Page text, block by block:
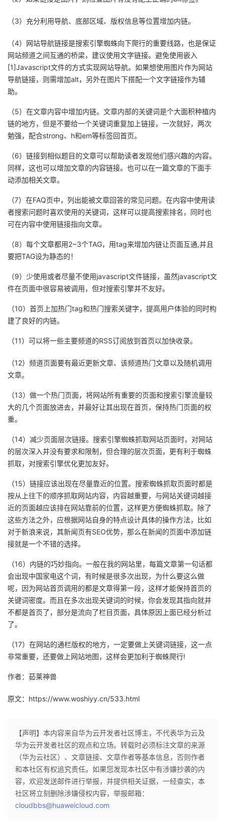
（3）充分利用导航、底部区域、版权信息等位置增加内链。
（4）网站导航链接是搜索引擎蜘蛛向下爬行的重要线路，也是保证
网站频道之间互通的桥梁，建议使用文字链接。避免使用嵌入
[1]Javascript文件的方式实现网站导航。如果想使用图片作为网站
导航链接，则需增加alt，另外在图片下搭配一个文字链接作为辅
助。
（5）在文章内容中增加内链。文章内部的关键词是个大面积种植内
链的地方，但是不要给一个关键词重复加上链接，一次就好，两次
勉强，配合strong、h和em等标签回首页。
（6）链接到相似题目的文章可以帮助读者发现他们感兴趣的内容。
同样，这也可以增加文章的内容链接。也可以在一篇文章的下面手
动添加相关文章。
（7）在FAQ页中，列出能被文章回答的常见问题。在内容中使用读
者搜索问题时喜欢使用的关键词，这样可以提高搜索排名，同时也
可在内容中使用链接指向文章。
（8）每个文章都用2~3个TAG，用tag来增加内链让页面互通,并且
要把TAG设为静态的！
（9）少使用或者尽量不使用javascript文件链接，虽然javascript文
件在页面中很容易被调用，但对搜索引擎并不友好。
（10）首页上加热门tag和热门搜索关键字，提高用户体验的同时构
建了良好的内链。
（11）可以将一些主要频道的RSS订阅放到首页以加快收录。
（12）频道页面要有最近更新文章、该频道热门文章以及随机调用
文章。
（13）做一个热门页面，将网站所有重要的页面和搜索引擎流量较
大的几个页面放进去，并最好让其出现在首页，保持热门页面的权
重。
（14）减少页面层次链接。搜索引擎蜘蛛抓取网站页面时，对网站
的层次深入并没有要求和限制，但合理的层次页面，更有利于蜘蛛
抓取，对搜索引擎优化更加友好。
（15）链接应该出现在尽量靠近的位置。搜索蜘蛛抓取页面时都是
按从上往下的顺序抓取网站内容，内容越重要，与网站关键词越接
近的页面越应该排在网站靠前的位置，这样更方便蜘蛛抓取。除了
这些方法之外，应根据网站自身的特点设计具体的操作方法，比如
对于新浪来说，其新闻页有SEO优势，那么在新闻的页面中添加链
接就是一个不错的选择。
（16）内链的巧妙指向。一般在我的网站里，每篇文章第一句话都
会出现中国家电这个词，有时候是很多次出现，为什么要这么做
呢，因为网站首页调用的都是文章得第一段，这样才能保持首页的
关键词密度。而且在多次出现关键词的时候，你会发现其指向就并
不都是首页了，部分是流向了栏目页面，具体原因上面已经分析过
了。
（17）在网站的通栏版权的地方，一定要做上关键词链接，这一点
非常重要，还要做上网站地图，这样会更加利于蜘蛛爬行!
作者：茹莱神兽
原文：https://www.woshiyy.cn/533.html
【声明】本内容来自华为云开发者社区博主，不代表华为云及
华为云开发者社区的观点和立场。转载时必须标注文章的来源
（华为云社区）、文章链接、文章作者等基本信息，否则作者
和本社区有权追究责任。如果您发现本社区中有涉嫌抄袭的内
容，欢迎发送邮件进行举报，并提供相关证据，一经查实，本
社区将立刻删除涉嫌侵权内容，举报邮箱：
cloudbbs@huaweicloud.com